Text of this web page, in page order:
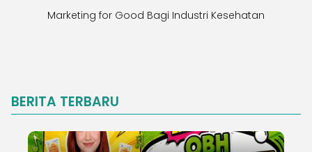
Marketing for Good Bagi Industri Kesehatan
BERITA TERBARU